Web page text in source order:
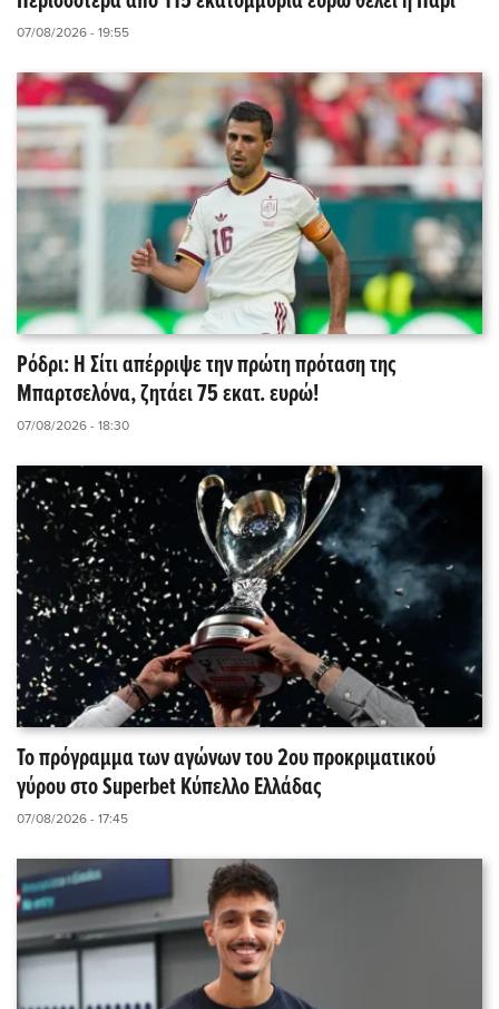
07/08/2026 - 19:55
Ρόδρι: Η Σίτι απέρριψε την πρώτη πρόταση της
Μπαρτσελόνα, ζητάει 75 εκατ. ευρώ!
07/08/2026 - 18:30
Το πρόγραμμα των αγώνων του 2ου προκριματικού
γύρου στο Superbet Κύπελλο Ελλάδας
07/08/2026 - 17:45